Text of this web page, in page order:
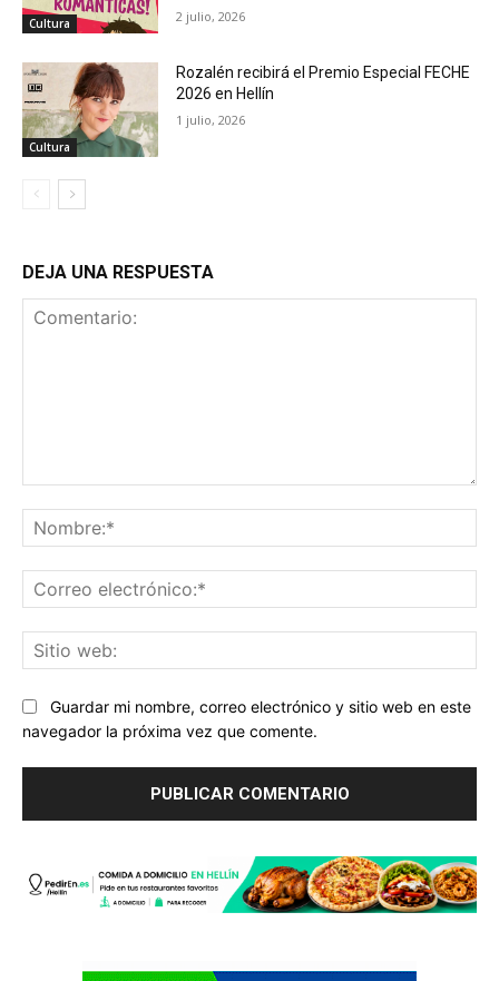
Cultura 2 julio, 2026
Cultura
Rozalén recibirá el Premio Especial FECHE
2026 en Hellín
1 julio, 2026
DEJA UNA RESPUESTA
Guardar mi nombre, correo electrónico y sitio web en este
navegador la próxima vez que comente.